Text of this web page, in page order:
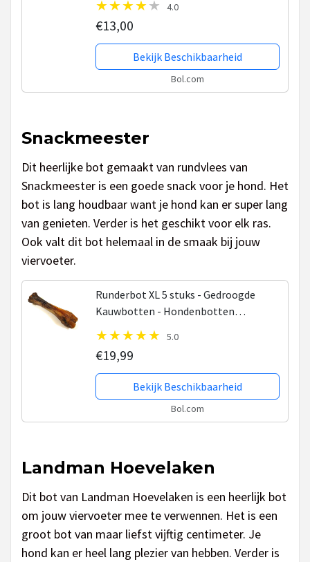
4.0
€13,00
Bekijk Beschikbaarheid
Bol.com
Snackmeester
Dit heerlijke bot gemaakt van rundvlees van
Snackmeester is een goede snack voor je hond. Het
bot is lang houdbaar want je hond kan er super lang
van genieten. Verder is het geschikt voor elk ras.
Ook valt dit bot helemaal in de smaak bij jouw
viervoeter.
Runderbot XL 5 stuks - Gedroogde
Kauwbotten - Hondenbotten
Hondensnacks van de snackmeester
100% natuurlijk natural naturel
5.0
€19,99
Bekijk Beschikbaarheid
Bol.com
Landman Hoevelaken
Dit bot van Landman Hoevelaken is een heerlijk bot
om jouw viervoeter mee te verwennen. Het is een
groot bot van maar liefst vijftig centimeter. Je
hond kan er heel lang plezier van hebben. Verder is